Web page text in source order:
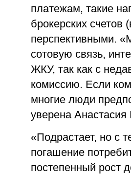
платежам, такие
брокерских счетов
перспективными.
сотовую связь,
ЖКУ, так как с
комиссию. Если
многие люди
уверена Анастасия
«Подрастает, но с
погашение
постепенный рост